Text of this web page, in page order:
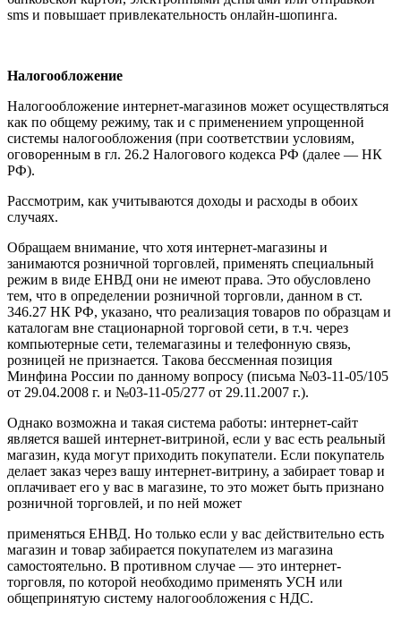
sms и повышает привлекательность онлайн-шопинга.
Налогообложение
Налогообложение интернет-магазинов может осуществляться
как по общему режиму, так и с применением упрощенной
системы налогообложения (при соответствии условиям,
оговоренным в гл. 26.2 Налогового кодекса РФ (далее — НК
РФ).
Рассмотрим, как учитываются доходы и расходы в обоих
случаях.
Обращаем внимание, что хотя интернет-магазины и
занимаются розничной торговлей, применять специальный
режим в виде ЕНВД они не имеют права. Это обусловлено
тем, что в определении розничной торговли, данном в ст.
346.27 НК РФ, указано, что реализация товаров по образцам и
каталогам вне стационарной торговой сети, в т.ч. через
компьютерные сети, телемагазины и телефонную связь,
розницей не признается. Такова бессменная позиция
Минфина России по данному вопросу (письма №03-11-05/105
от 29.04.2008 г. и №03-11-05/277 от 29.11.2007 г.).
Однако возможна и такая система работы: интернет-сайт
является вашей интернет-витриной, если у вас есть реальный
магазин, куда могут приходить покупатели. Если покупатель
делает заказ через вашу интернет-витрину, а забирает товар и
оплачивает его у вас в магазине, то это может быть признано
розничной торговлей, и по ней может
применяться ЕНВД. Но только если у вас действительно есть
магазин и товар забирается покупателем из магазина
самостоятельно. В противном случае — это интернет-
торговля, по которой необходимо применять УСН или
общепринятую систему налогообложения с НДС.